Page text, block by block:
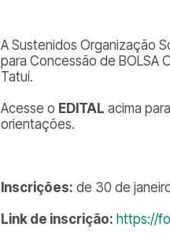
A Sustenidos Organização
para Concessão de BOLSA
Tatuí.
Acesse o EDITAL acima
orientações.
Inscrições: de 30 de
Link de inscrição: https://